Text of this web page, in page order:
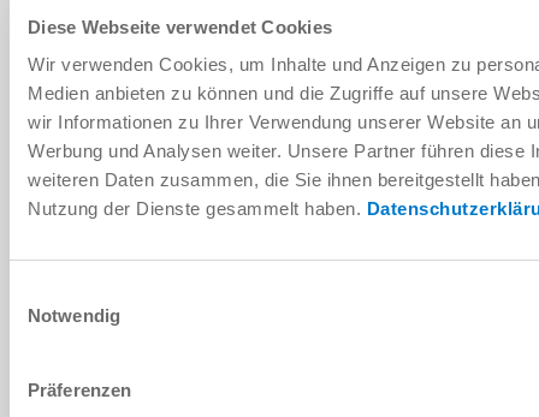
Diese Webseite verwendet Cookies
Wir verwenden Cookies, um Inhalte und Anzeigen zu
Medien anbieten zu können und die Zugriffe auf unsere
wir Informationen zu Ihrer Verwendung unserer Website an
Werbung und Analysen weiter. Unsere Partner führen diese
weiteren Daten zusammen, die Sie ihnen bereitgestellt
Nutzung der Dienste gesammelt haben.
Notwendig
Präferenzen
bedieningsvoorschriften
Downloaden
CAD-gegevens downloaden
Downloaden